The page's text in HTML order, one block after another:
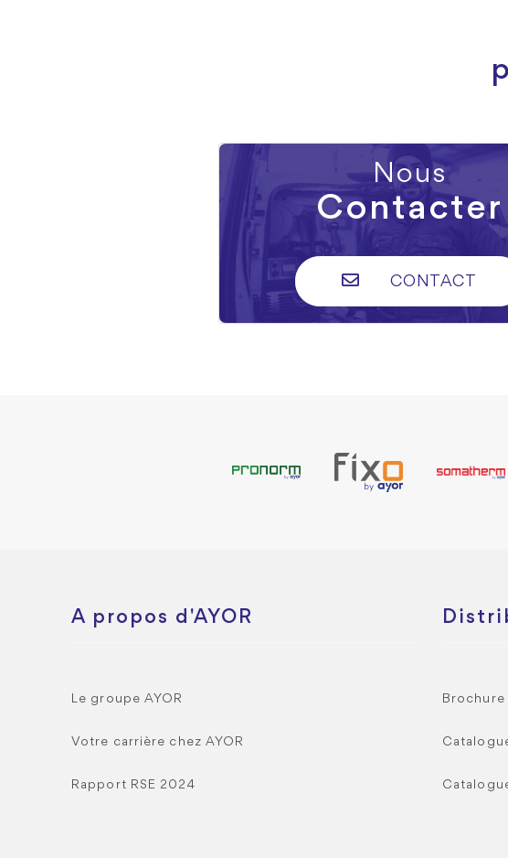
Nous
Contacter
CONTACT
A propos d'AYOR
Le groupe AYOR
Votre carrière chez AYOR
Rapport RSE 2024
Brochure